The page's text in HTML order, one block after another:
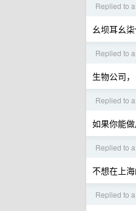
Replied to
幺坝耳幺
Replied to
生物公司
Replied to
如果你能
Replied to
不想在上
Replied to